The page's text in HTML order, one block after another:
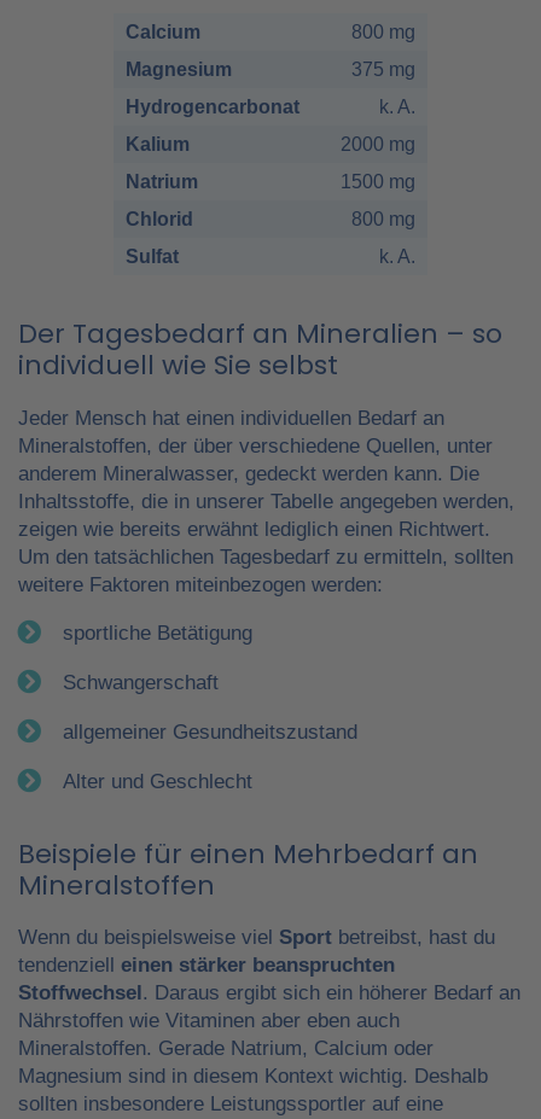
Calcium
800 mg
Magnesium
375 mg
Hydrogencarbonat
k. A.
Kalium
2000 mg
Natrium
1500 mg
Chlorid
800 mg
Sulfat
k. A.
Der Tagesbedarf an Mineralien – so
individuell wie Sie selbst
Jeder Mensch hat einen individuellen Bedarf an
Mineralstoffen, der über verschiedene Quellen, unter
anderem Mineralwasser, gedeckt werden kann. Die
Inhaltsstoffe, die in unserer Tabelle angegeben werden,
zeigen wie bereits erwähnt lediglich einen Richtwert.
Um den tatsächlichen Tagesbedarf zu ermitteln, sollten
weitere Faktoren miteinbezogen werden:
sportliche Betätigung
Schwangerschaft
allgemeiner Gesundheitszustand
Alter und Geschlecht
Beispiele für einen Mehrbedarf an
Mineralstoffen
Wenn du beispielsweise viel Sport betreibst, hast du
tendenziell einen stärker beanspruchten
Stoffwechsel. Daraus ergibt sich ein höherer Bedarf an
Nährstoffen wie Vitaminen aber eben auch
Mineralstoffen. Gerade Natrium, Calcium oder
Magnesium sind in diesem Kontext wichtig. Deshalb
sollten insbesondere Leistungssportler auf eine